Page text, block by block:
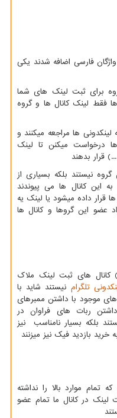
فارسی اضافه شدند یکی
برای ثبت لینک های شما
فقط لینک کانال ها و گروه
ها مراجعه میکنند و
درخواست میکنن تا لینک
قرار بدهند
نیستند بلکه بسیاری از
این کانال ها می پیوندند
قرار داده میشود یا لینک یه
عضو این گروها و کانال ها
های ثبت لینک ملاک
تلگرام نیستند شاید با
های موجود با داشتن ممبرهای
ربات های فراوان در
بلکه بسیار نامناسب نیز
خرید بازدید فیک نیز میزنند
تمام موارد بالا را نداشته
لینک در کانال ما تمام عضو